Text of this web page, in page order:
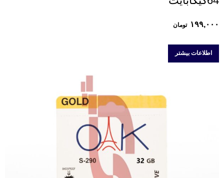
۱۹۹,۰۰۰ تومان
اطلاعات بیشتر